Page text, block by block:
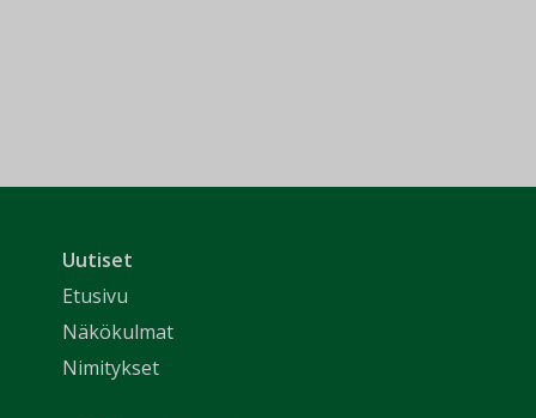
Uutiset
Etusivu
Näkökulmat
Nimitykset